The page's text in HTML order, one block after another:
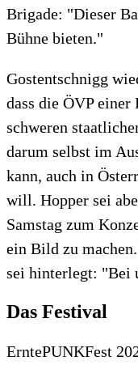
Brigade: "Dieser
Bühne bieten."
Gostentschnigg
dass die ÖVP
schweren
darum selbst im
kann, auch in
will. Hopper sei
Samstag zum
ein Bild zu
sei hinterlegt: "Bei
Das Festival
ErntePUNKFest